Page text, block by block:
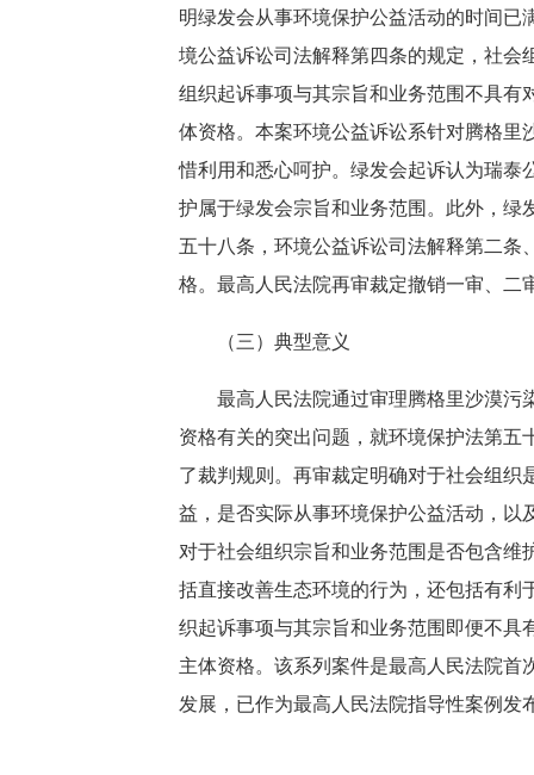
明绿发会从事环境保护公益活动的时间
境公益诉讼司法解释第四条的规定，社会
组织起诉事项与其宗旨和业务范围不具有
体资格。本案环境公益诉讼系针对腾格里
惜利用和悉心呵护。绿发会起诉认为瑞泰
护属于绿发会宗旨和业务范围。此外，绿
五十八条，环境公益诉讼司法解释第二
格。最高人民法院再审裁定撤销一审、二
（三）典型意义
最高人民法院通过审理腾格里沙漠污染
资格有关的突出问题，就环境保护法第
了裁判规则。再审裁定明确对于社会组
益，是否实际从事环境保护公益活动，以
对于社会组织宗旨和业务范围是否包含
括直接改善生态环境的行为，还包括有利
织起诉事项与其宗旨和业务范围即便不具
主体资格。该系列案件是最高人民法院
发展，已作为最高人民法院指导性案例